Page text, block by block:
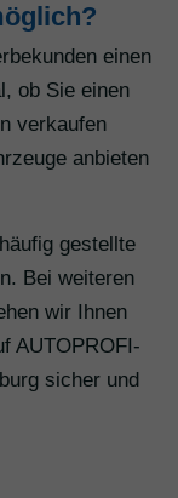
einen
ob Sie einen
verkaufen
anbieten
gestellte
Bei weiteren
wir Ihnen
AUTOPROFI-
sicher und